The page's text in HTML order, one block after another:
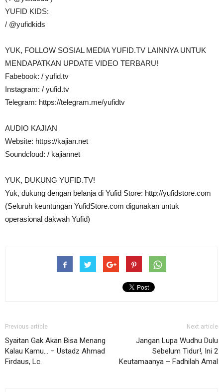
YUFID KIDS:
/ @yufidkids
YUK, FOLLOW SOSIAL MEDIA YUFID.TV LAINNYA UNTUK
MENDAPATKAN UPDATE VIDEO TERBARU!
Fabebook: / yufid.tv
Instagram: / yufid.tv
Telegram: https://telegram.me/yufidtv
AUDIO KAJIAN
Website: https://kajian.net
Soundcloud: / kajiannet
YUK, DUKUNG YUFID.TV!
Yuk, dukung dengan belanja di Yufid Store: http://yufidstore.com
(Seluruh keuntungan YufidStore.com digunakan untuk
operasional dakwah Yufid)
Previous article
Syaitan Gak Akan Bisa Menang
Kalau Kamu… – Ustadz Ahmad
Firdaus, Lc.
Next article
Jangan Lupa Wudhu Dulu
Sebelum Tidur!, Ini 2
Keutamaanya – Fadhilah Amal